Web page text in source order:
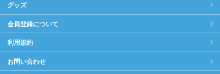
グッズ
会員登録について
利用規約
お問い合わせ